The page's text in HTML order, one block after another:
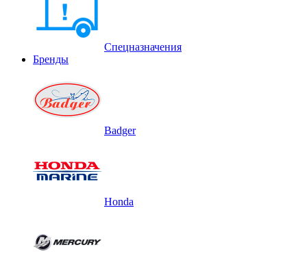
Спецназначения
Бренды
Badger
Honda